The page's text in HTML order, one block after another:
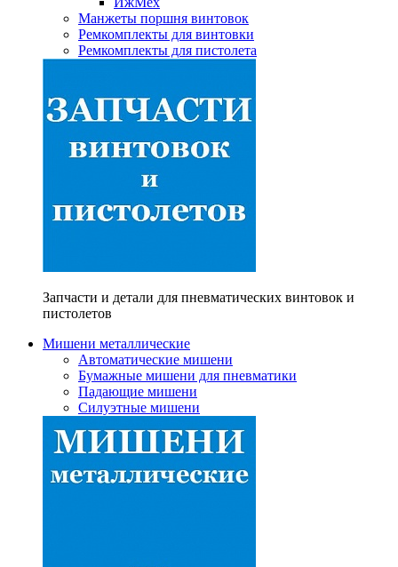
Манжеты поршня винтовок
Ремкомплекты для винтовки
Ремкомплекты для пистолета
Запчасти и детали для пневматических винтовок и
пистолетов
Мишени металлические
Автоматические мишени
Бумажные мишени для пневматики
Падающие мишени
Силуэтные мишени